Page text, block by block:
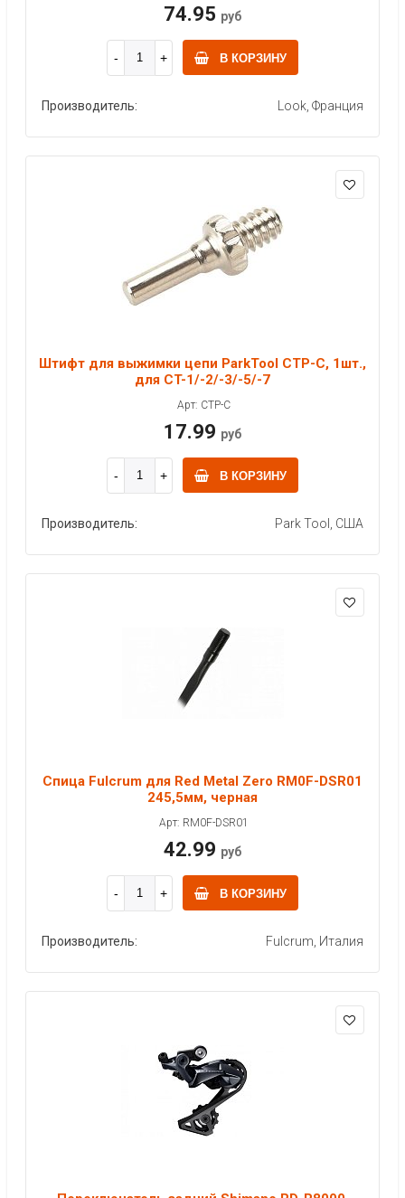
74.95 руб
В КОРЗИНУ
Производитель: Look, Франция
Штифт для выжимки цепи ParkTool CTP-C, 1шт.,
для CT-1/-2/-3/-5/-7
Арт: CTP-C
17.99 руб
В КОРЗИНУ
Производитель: Park Tool, США
Спица Fulcrum для Red Metal Zero RM0F-DSR01
245,5мм, черная
Арт: RM0F-DSR01
42.99 руб
В КОРЗИНУ
Производитель: Fulcrum, Италия